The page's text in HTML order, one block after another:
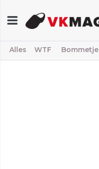
Alles WTF Bommetje